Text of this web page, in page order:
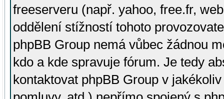
freeserveru (např. yahoo, free.fr,
oddělení stížností tohoto
phpBB Group nemá vůbec žádnou
kdo a kde spravuje fórum. Je tedy
kontaktovat phpBB Group v